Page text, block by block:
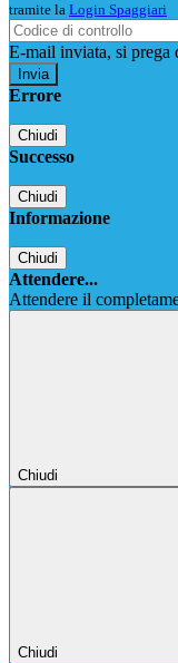
tramite la Login Spaggiari
E-mail inviata, si prega
Errore
Chiudi
Successo
Chiudi
Informazione
Chiudi
Attendere...
Attendere il
Chiudi
Chiudi